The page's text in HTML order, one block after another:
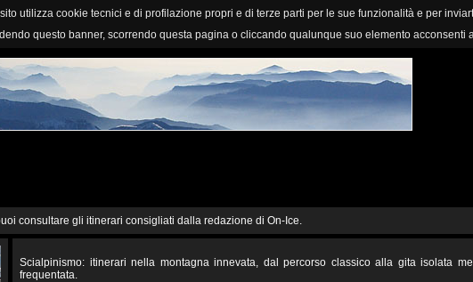
utilizza cookie tecnici e di profilazione propri e di terze parti per le sue funzionalità e per
questo banner, scorrendo questa pagina o cliccando qualunque suo elemento acconsenti
consultare gli itinerari consigliati dalla redazione di On-Ice.
Scialpinismo: itinerari nella montagna innevata, dal percorso classico alla gita isolata
frequentata.